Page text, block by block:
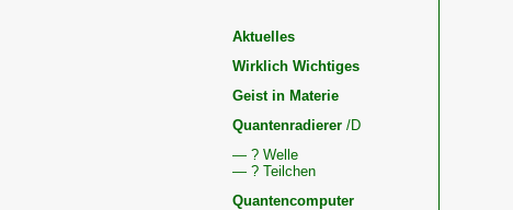
Aktuelles
Wirklich Wichtiges
Geist in Materie
Quantenradierer /D
— ? Welle
— ? Teilchen
Quantencomputer